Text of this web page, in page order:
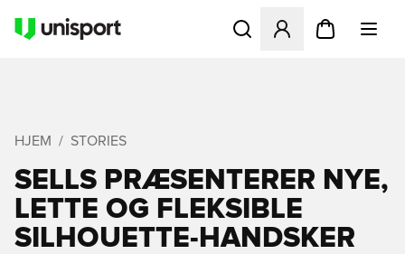
Åbner en Modal til at
HJEM STORIES
SELLS PRÆSENTERER NYE,
LETTE OG FLEKSIBLE
SILHOUETTE-HANDSKER